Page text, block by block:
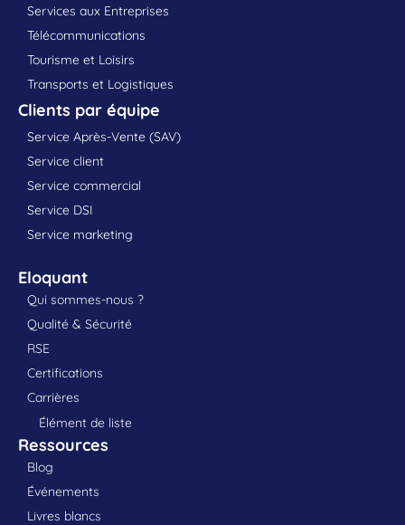
Services aux Entreprises
Télécommunications
Tourisme et Loisirs
Transports et Logistiques
Clients par équipe
Service Après-Vente (SAV)
Service client
Service commercial
Service DSI
Service marketing
Eloquant
Qui sommes-nous ?
Qualité & Sécurité
RSE
Certifications
Carrières
Élément de liste
Ressources
Blog
Événements
Livres blancs